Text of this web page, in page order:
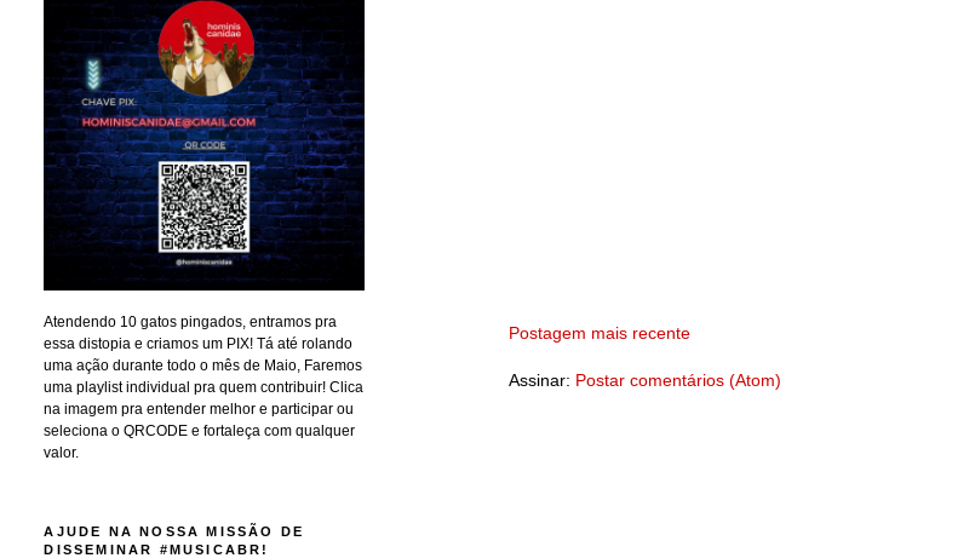
Postagem mais recente
Assinar: Postar comentários (Atom)
Atendendo 10 gatos pingados, entramos pra
essa distopia e criamos um PIX! Tá até rolando
uma ação durante todo o mês de Maio, Faremos
uma playlist individual pra quem contribuir! Clica
na imagem pra entender melhor e participar ou
seleciona o QRCODE e fortaleça com qualquer
valor.
AJUDE NA NOSSA MISSÃO DE
DISSEMINAR #MUSICABR!